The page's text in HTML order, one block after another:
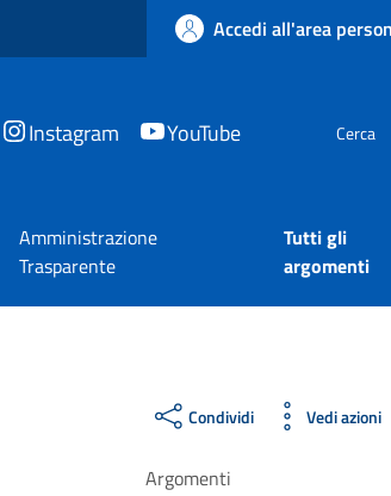
Accedi all'area
Instagram YouTube Cerca
Amministrazione
Trasparente
Tutti gli
argomenti
Condividi Vedi azioni
Argomenti